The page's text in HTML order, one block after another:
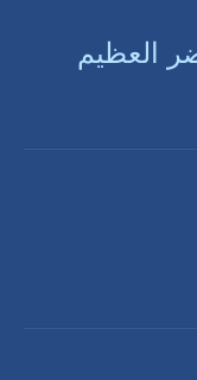
العظيم